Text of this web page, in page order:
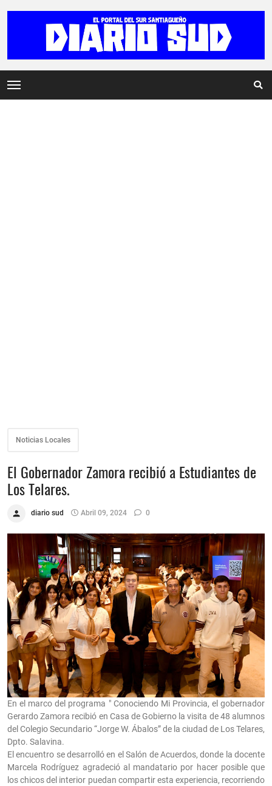
Noticias Locales
El Gobernador Zamora recibió a Estudiantes de
Los Telares.
diario sud Abril 09, 2024 0
En el marco del programa " Conociendo Mi Provincia, el gobernador
Gerardo Zamora recibió en Casa de Gobierno la visita de 48 alumnos
del Colegio Secundario “Jorge W. Ábalos” de la ciudad de Los Telares,
Dpto. Salavina.
El encuentro se desarrolló en el Salón de Acuerdos, donde la docente
Marcela Rodríguez agradeció al mandatario por hacer posible que
los chicos del interior puedan compartir esta experiencia, recorriendo